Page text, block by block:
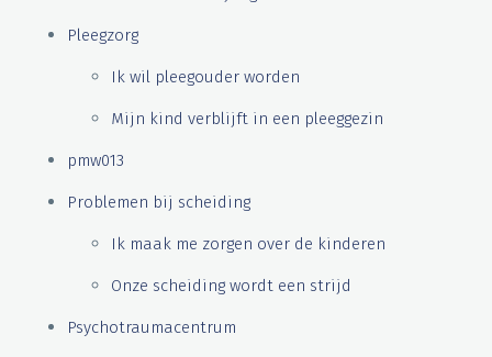
Pleegzorg
Ik wil pleegouder worden
Mijn kind verblijft in een pleeggezin
pmw013
Problemen bij scheiding
Ik maak me zorgen over de kinderen
Onze scheiding wordt een strijd
Psychotraumacentrum